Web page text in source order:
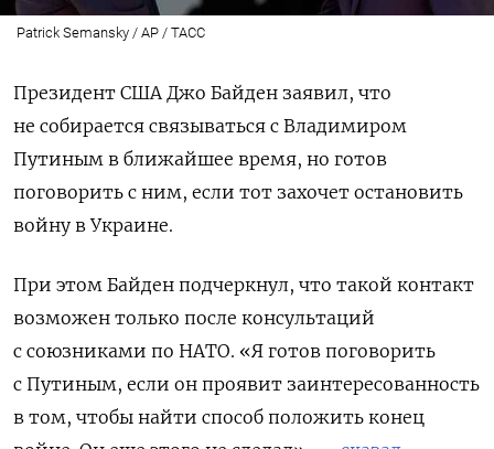
Patrick Semansky / AP / ТАСС
Президент США Джо Байден заявил, что
не собирается связываться с Владимиром
Путиным в ближайшее время, но готов
поговорить с ним, если тот захочет остановить
войну в Украине.
При этом Байден подчеркнул, что такой контакт
возможен только после консультаций
с союзниками по НАТО. «Я готов поговорить
с Путиным, если он проявит заинтересованность
в том, чтобы найти способ положить конец